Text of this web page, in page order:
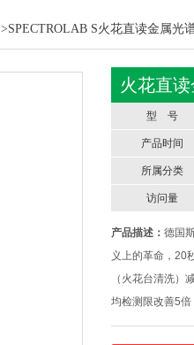
>SPECTROLAB S火花直读金属光
火花直
型 号
产品时间
所属分类
访问量
产品描述：德国
义上的革命，20
（火花台清洗）
均检测限改善5
每天可节省30分